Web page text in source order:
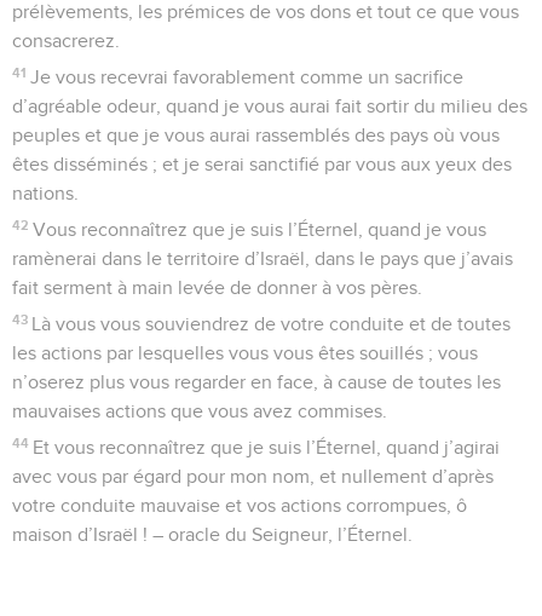
prélèvements, les prémices de vos dons et tout ce que vous
consacrerez.
41 Je vous recevrai favorablement comme un sacrifice
d’agréable odeur, quand je vous aurai fait sortir du milieu des
peuples et que je vous aurai rassemblés des pays où vous
êtes disséminés ; et je serai sanctifié par vous aux yeux des
nations.
42 Vous reconnaîtrez que je suis l’Éternel, quand je vous
ramènerai dans le territoire d’Israël, dans le pays que j’avais
fait serment à main levée de donner à vos pères.
43 Là vous vous souviendrez de votre conduite et de toutes
les actions par lesquelles vous vous êtes souillés ; vous
n’oserez plus vous regarder en face, à cause de toutes les
mauvaises actions que vous avez commises.
44 Et vous reconnaîtrez que je suis l’Éternel, quand j’agirai
avec vous par égard pour mon nom, et nullement d’après
votre conduite mauvaise et vos actions corrompues, ô
maison d’Israël ! – oracle du Seigneur, l’Éternel.